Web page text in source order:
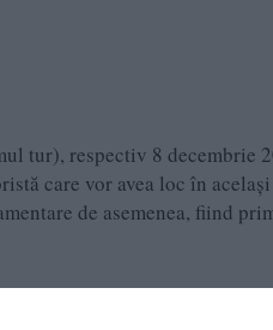
tur), respectiv 8 decembrie
care vor avea loc în
de asemenea, fiind
în două tururi de scrutin.